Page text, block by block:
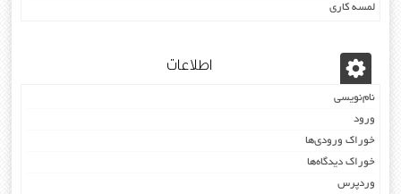
لمسه کاری
اطلاعات
نام‌نویسی
ورود
خوراک ورودی‌ها
خوراک دیدگاه‌ها
وردپرس